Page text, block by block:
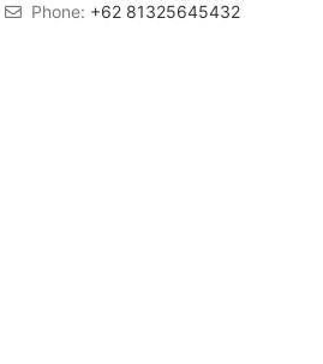
Phone: +62 81325645432